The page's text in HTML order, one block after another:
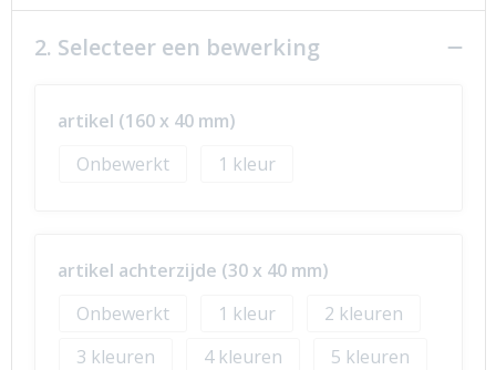
2. Selecteer een bewerking
artikel (160 x 40 mm)
Onbewerkt
1
artikel achterzijde (30 x 40 mm)
Onbewerkt
1
2
3
4 5